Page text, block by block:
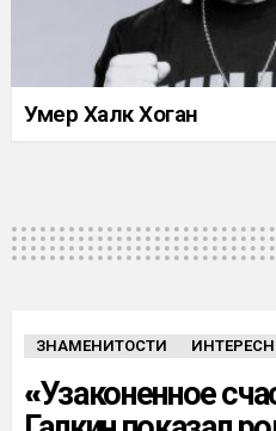
Умер Халк Хоган
ЗНАМЕНИТОСТИ
«Узаконенное